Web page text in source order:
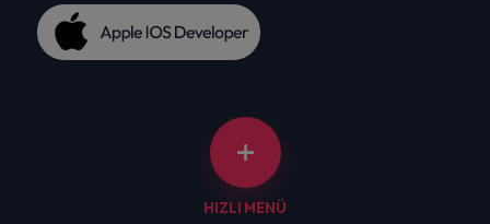
HIZLI MENÜ